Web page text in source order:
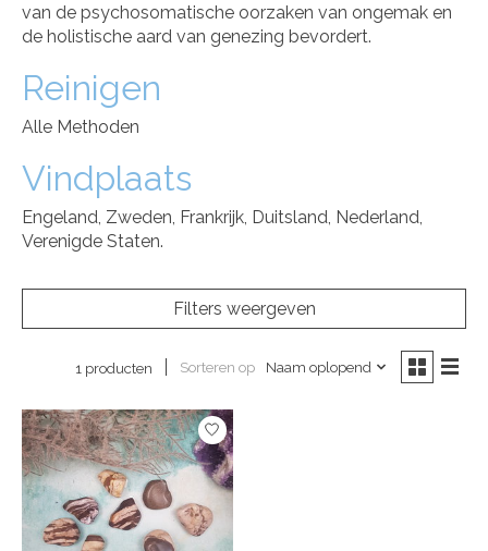
van de psychosomatische oorzaken van ongemak en
de holistische aard van genezing bevordert.
Reinigen
Alle Methoden
Vindplaats
Engeland, Zweden, Frankrijk, Duitsland, Nederland,
Verenigde Staten.
Filters weergeven
1 producten Sorteren op Naam oplopend